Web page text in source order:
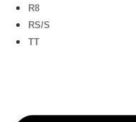
R8
RS/S
TT